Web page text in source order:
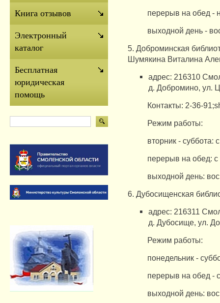
перерыв на обед -
выходной день -
5. Доброминская
Шумякина Виталина
адрес: 216310
д.
Добромино, ул.
Контакты: 2-36-
Режим работы:
вторник - суббота:
перерыв на обед:
выходной день:
6. Дубосищенская
адрес: 216311
д.
Дубосище, ​​ул.
Режим работы:
понедельник -
перерыв на обед -
выходной день:
Книга отзывов
Электронный
каталог
Бесплатная
юридическая
помощь